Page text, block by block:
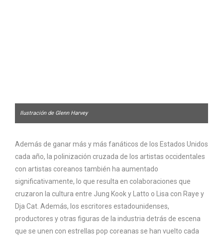
Ilustración de Glenn Harvey
Además de ganar más y más fanáticos de los Estados Unidos
cada año, la polinización cruzada de los artistas occidentales
con artistas coreanos también ha aumentado
significativamente, lo que resulta en colaboraciones que
cruzaron la cultura entre Jung Kook y Latto o Lisa con Raye y
Dja Cat. Además, los escritores estadounidenses,
productores y otras figuras de la industria detrás de escena
que se unen con estrellas pop coreanas se han vuelto cada